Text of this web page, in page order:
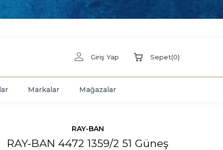
Giriş Yap Sepet(0)
Markalar Mağazalar
RAY-BAN
RAY-BAN 4472 1359/2 51 Güneş